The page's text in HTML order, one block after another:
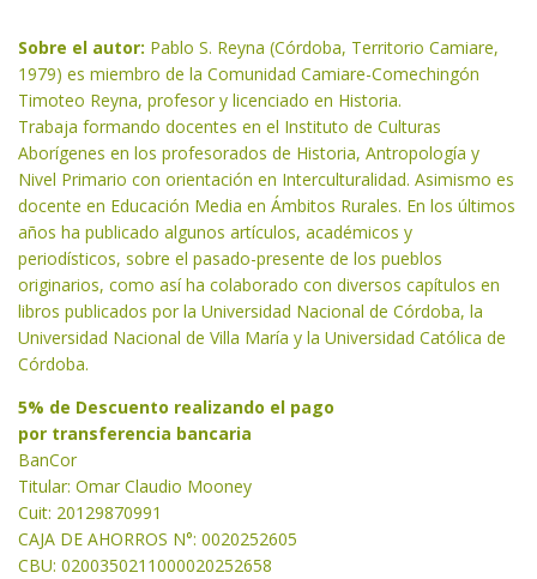
Sobre el autor: Pablo S. Reyna (Córdoba, Territorio Camiare,
1979) es miembro de la Comunidad Camiare-Comechingón
Timoteo Reyna, profesor y licenciado en Historia.
Trabaja formando docentes en el Instituto de Culturas
Aborígenes en los profesorados de Historia, Antropología y
Nivel Primario con orientación en Interculturalidad. Asimismo es
docente en Educación Media en Ámbitos Rurales. En los últimos
años ha publicado algunos artículos, académicos y
periodísticos, sobre el pasado-presente de los pueblos
originarios, como así ha colaborado con diversos capítulos en
libros publicados por la Universidad Nacional de Córdoba, la
Universidad Nacional de Villa María y la Universidad Católica de
Córdoba.
5% de Descuento realizando el pago
por transferencia bancaria
BanCor
Titular: Omar Claudio Mooney
Cuit: 20129870991
CAJA DE AHORROS N°: 0020252605
CBU: 0200350211000020252658